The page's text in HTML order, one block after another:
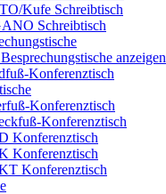
Kufe Schreibtisch
Schreibtisch
anzeigen
Konferenztisch
Konferenztisch
Konferenztisch
Konferenztisch
Konferenztisch
Konferenztisch